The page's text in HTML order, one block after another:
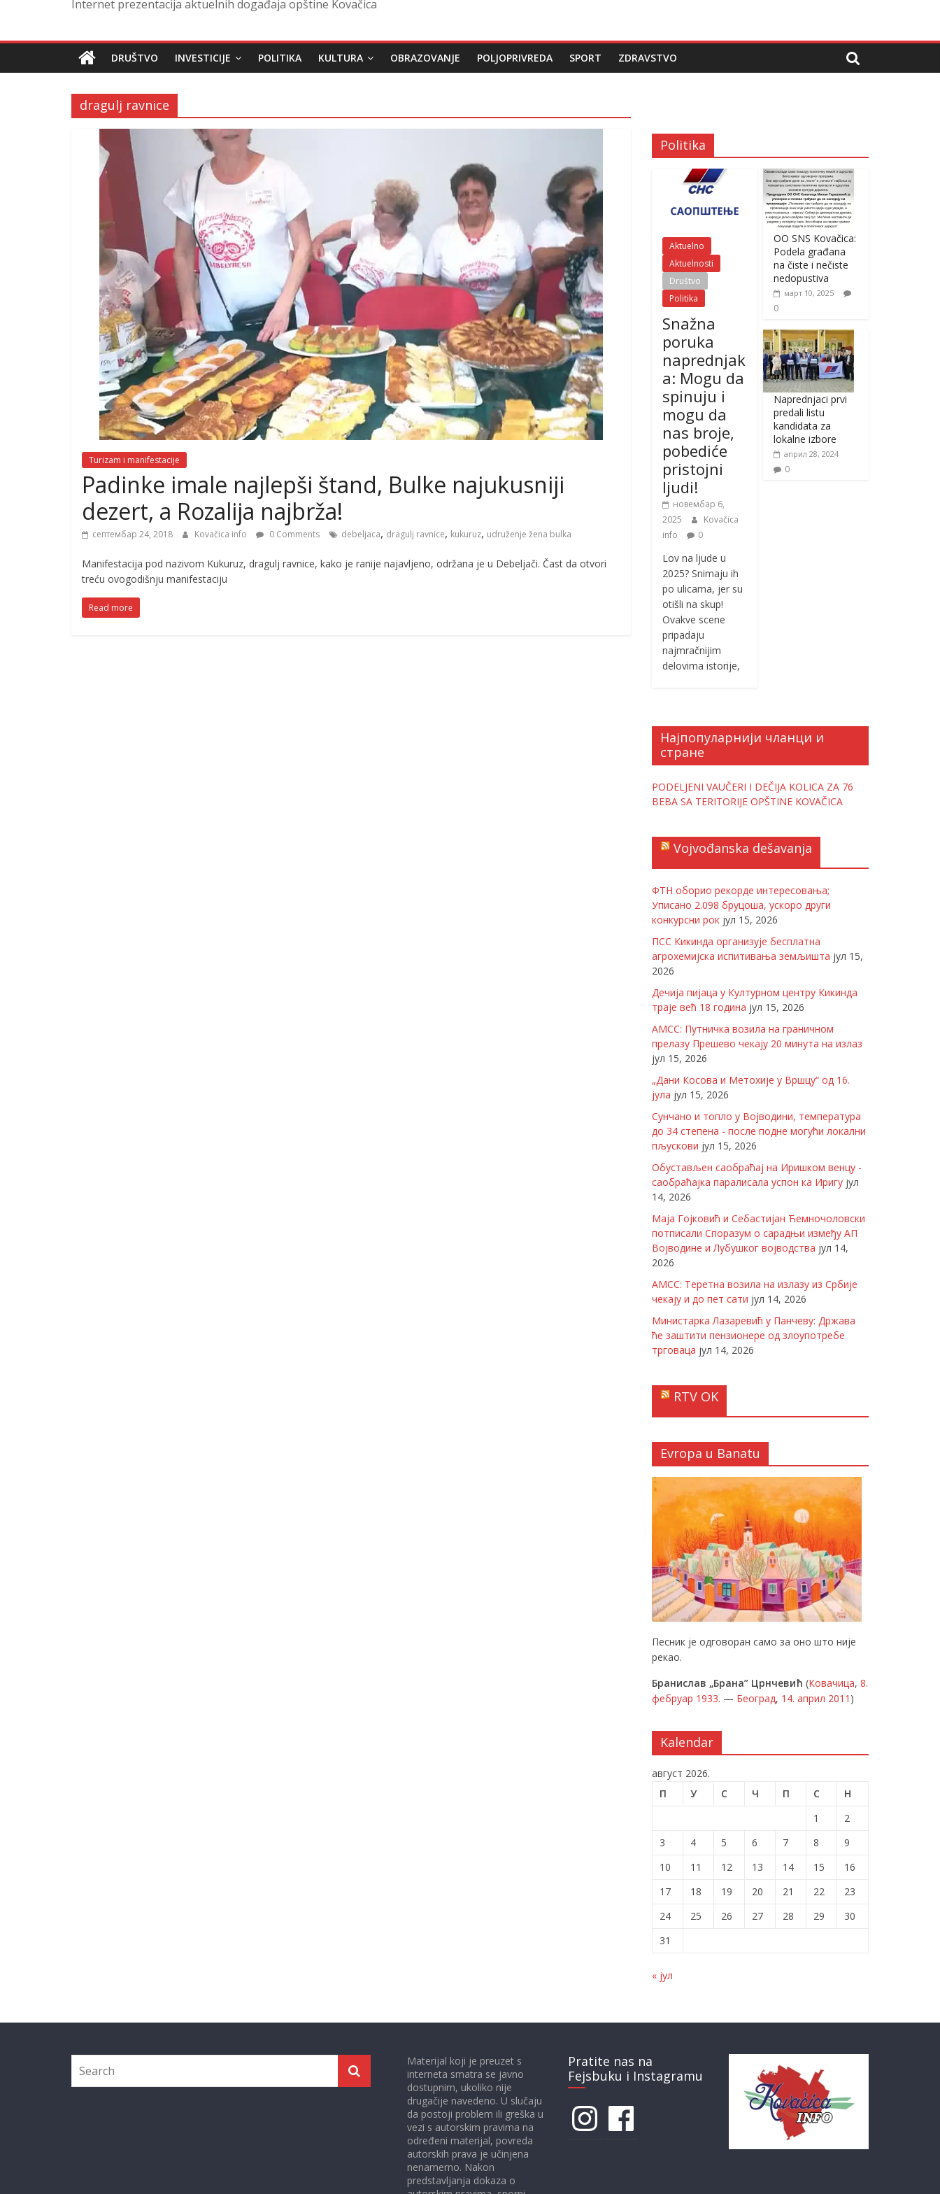
Internet prezentacija aktuelnih događaja opštine Kovačica
DRUŠTVO INVESTICIJE POLITIKA KULTURA OBRAZOVANJE POLJOPRIVREDA SPORT ZDRAVSTVO
dragulj ravnice
Turizam i manifestacije
Padinke imale najlepši štand, Bulke najukusniji
dezert, a Rozalija najbrža!
септембар 24, 2018 Kovačica info 0 Comments debeljaca, dragulj ravnice, kukuruz, udruženje žena bulka
Manifestacija pod nazivom Kukuruz, dragulj ravnice, kako je ranije najavljeno, održana je u Debeljači. Čast da otvori
treću ovogodišnju manifestaciju
Read more
Politika
Aktuelno
Aktuelnosti
Društvo
Politika
Snažna
poruka
naprednjak
a: Mogu da
spinuju i
mogu da
nas broje,
pobediće
pristojni
ljudi!
новембар 6,
2025
Kovačica
info
0
Lov na ljude u
2025? Snimaju ih
po ulicama, jer su
otišli na skup!
Ovakve scene
pripadaju
najmračnijim
delovima istorije,
OO SNS Kovačica:
Podela građana
na čiste i nečiste
nedopustiva
март 10, 2025
0
Naprednjaci prvi
predali listu
kandidata za
lokalne izbore
април 28, 2024
0
Најпопуларнији чланци и
стране
PODELJENI VAUČERI I DEČIJA KOLICA ZA 76
BEBA SA TERITORIJE OPŠTINE KOVAČICA
Vojvođanska dešavanja
ФТН оборио рекорде интересовања;
Уписано 2.098 бруцоша, ускоро други
конкурсни рок јул 15, 2026
ПСС Кикинда организује бесплатна
агрохемијска испитивања земљишта јул 15,
2026
Дечија пијаца у Културном центру Кикинда
траје већ 18 година јул 15, 2026
АМСС: Путничка возила на граничном
прелазу Прешево чекају 20 минута на излаз
јул 15, 2026
„Дани Косова и Метохије у Вршцу“ од 16.
јула јул 15, 2026
Сунчано и топло у Војводини, температура
до 34 степена - после подне могући локални
пљускови јул 15, 2026
Обустављен саобраћај на Иришком венцу -
саобраћајка паралисала успон ка Иригу јул
14, 2026
Маја Гојковић и Себастијан Ћемночоловски
потписали Споразум о сарадњи између АП
Војводине и Лубушког војводства јул 14,
2026
АМСС: Теретна возила на излазу из Србије
чекају и до пет сати јул 14, 2026
Министарка Лазаревић у Панчеву: Држава
ће заштити пензионере од злоупотребе
трговаца јул 14, 2026
RTV OK
Evropa u Banatu
Песник је одговоран само за оно што није
рекао.
Бранислав „Брана” Црнчевић (Ковачица, 8.
фебруар 1933. — Београд, 14. април 2011 )
Kalendar
август 2026.
П
У С Ч П С
Н
1
2
3
4 5 6 7 8
9
10
11 12 13 14 15
16
17
18 19 20 21 22
23
24
25 26 27 28 29
30
31
« јул
Materijal koji je preuzet s
interneta smatra se javno
dostupnim, ukoliko nije
drugačije navedeno. U slučaju
da postoji problem ili greška u
vezi s autorskim pravima na
određeni materijal, povreda
autorskih prava je učinjena
nenamerno. Nakon
predstavljanja dokaza o
Pratite nas na
Fejsbuku i Instagramu
InstagramFacebook